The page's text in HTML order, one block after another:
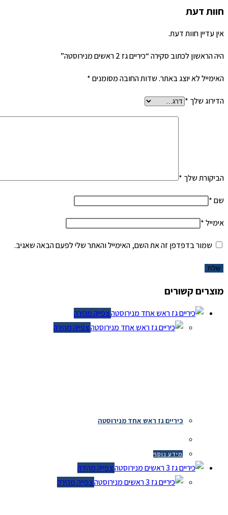
חוות דעת
אין עדיין חוות דעת.
היה הראשון לכתוב סקירה “כיריים גז 2 ראשים מנירוסטה”
האימייל לא יוצג באתר.שדות החובה מסומנים*
הדירוג שלך*
הביקורת שלך*
שם*
אימייל*
שמור בדפדפן זה את השם, האימייל והאתר שלי לפעם הבאה שאגיב.
מוצרים קשורים
צפייה מהירה
צפייה מהירה
כיריים גז ראש אחד מנירוסטה
מידע נוסף
צפייה מהירה
צפייה מהירה